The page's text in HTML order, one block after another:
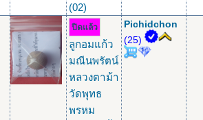
(02)
ปิดแล้ว
ลูกอมแก้ว
มณีนพรัตน์
หลวงตาม้า
วัดพุทธ
พรหม
Pichidchon
(25)